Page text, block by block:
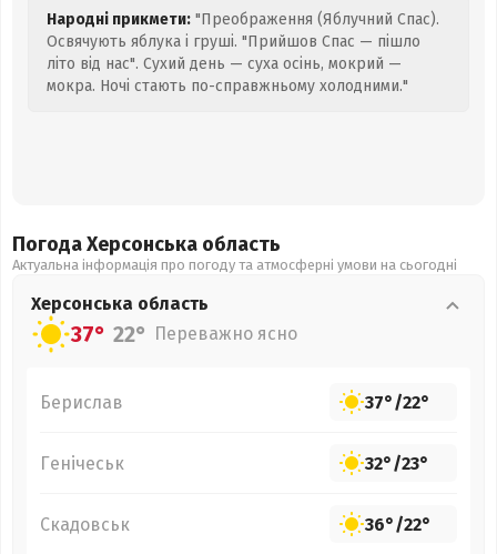
Народні прикмети: "Преображення (Яблучний Спас).
Освячують яблука і груші. "Прийшов Спас — пішло
літо від нас". Сухий день — суха осінь, мокрий —
мокра. Ночі стають по-справжньому холодними."
Погода Херсонська область
Актуальна інформація про погоду та атмосферні умови на сьогодні
Херсонська область
37° 22° Переважно ясно
Берислав 37°/22°
Генічеськ 32°/23°
Скадовськ 36°/22°